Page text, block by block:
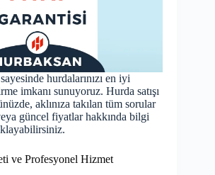
hurdalarınızı en iyi
imkanı sunuyoruz. Hurda satışı
aklınıza takılan tüm sorular
güncel fiyatlar hakkında bilgi
.
ve Profesyonel Hizmet